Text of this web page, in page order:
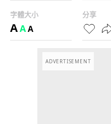
字體大小
AAA
分享
ADVERTISEMENT